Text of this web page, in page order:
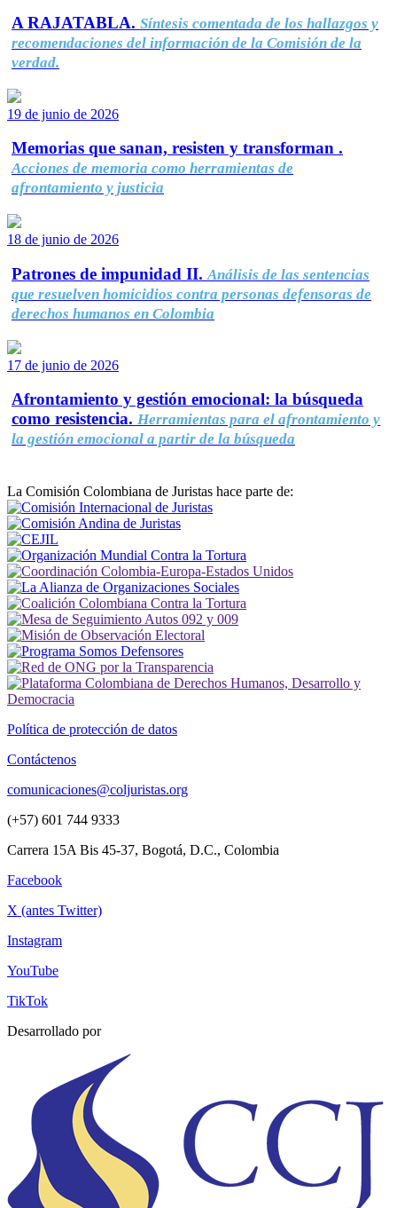
A RAJATABLA. Síntesis comentada de los hallazgos y
recomendaciones del información de la Comisión de la
verdad.
19 de junio de 2026
Memorias que sanan, resisten y transforman .
Acciones de memoria como herramientas de
afrontamiento y justicia
18 de junio de 2026
Patrones de impunidad II. Análisis de las sentencias
que resuelven homicidios contra personas defensoras de
derechos humanos en Colombia
17 de junio de 2026
Afrontamiento y gestión emocional: la búsqueda
como resistencia. Herramientas para el afrontamiento y
la gestión emocional a partir de la búsqueda
La Comisión Colombiana de Juristas hace parte de:
Política de protección de datos
Contáctenos
comunicaciones@coljuristas.org
(+57) 601 744 9333
Carrera 15A Bis 45-37, Bogotá, D.C., Colombia
Facebook
X (antes Twitter)
Instagram
YouTube
TikTok
Desarrollado por